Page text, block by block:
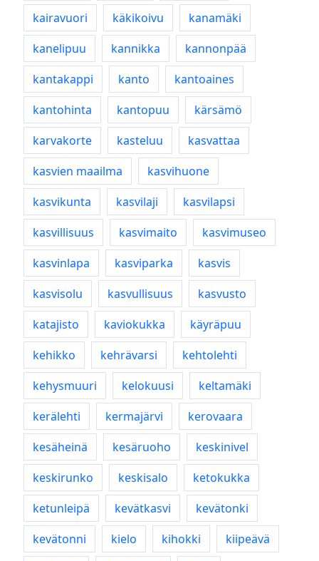
kairavuori
käkikoivu
kanamäki
kanelipuu
kannikka
kannonpää
kantakappi
kanto
kantoaines
kantohinta
kantopuu
kärsämö
karvakorte
kasteluu
kasvattaa
kasvien maailma
kasvihuone
kasvikunta
kasvilaji
kasvilapsi
kasvillisuus
kasvimaito
kasvimuseo
kasvinlapa
kasviparka
kasvis
kasvisolu
kasvullisuus
kasvusto
katajisto
kaviokukka
käyräpuu
kehikko
kehrävarsi
kehtolehti
kehysmuuri
kelokuusi
keltamäki
kerälehti
kermajärvi
kerovaara
kesäheinä
kesäruoho
keskinivel
keskirunko
keskisalo
ketokukka
ketunleipä
kevätkasvi
kevätonki
kevätonni
kielo kihokki
kiipeävä